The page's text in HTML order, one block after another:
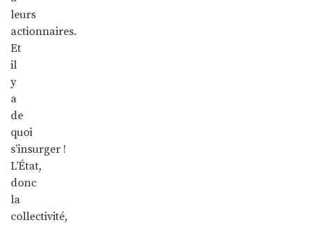
leurs
actionnaires.
Et
il
y
a
de
quoi
s’insurger !
L’État,
donc
la
collectivité,